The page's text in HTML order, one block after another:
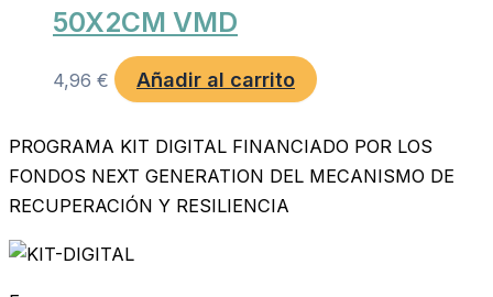
50X2CM VMD
4,96 € Añadir al carrito
PROGRAMA KIT DIGITAL FINANCIADO POR LOS
FONDOS NEXT GENERATION DEL MECANISMO DE
RECUPERACIÓN Y RESILIENCIA